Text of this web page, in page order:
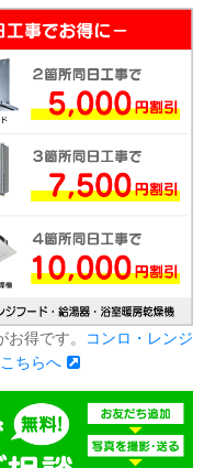
得です。
コンロ・レンジ
ちらへ